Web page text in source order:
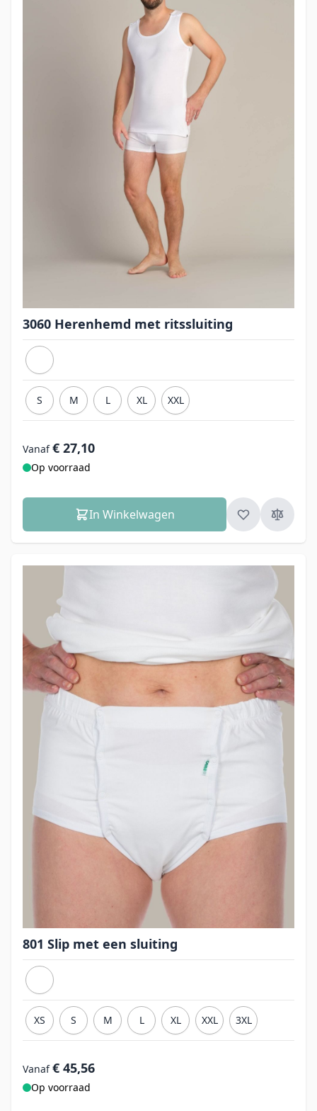
3060 Herenhemd met ritssluiting
S M L XL XXL
Vanaf € 27,10
Op voorraad
In Winkelwagen
801 Slip met een sluiting
XS S M L XL XXL 3XL
Vanaf € 45,56
Op voorraad